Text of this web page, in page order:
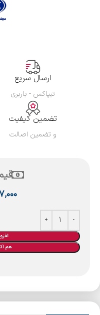
ارسال سریع
تیپاکس - باربری
تضمین کیفیت
و تضمین اصالت
هم